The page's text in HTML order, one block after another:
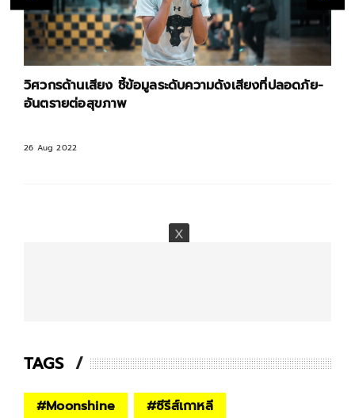
วิศวกรด้านเสียง ชี้ข้อมูลระดับความดังเสียงที่ปลอดภัย-
อันตรายต่อสุขภาพ
26 Aug 2022
TAGS
#Moonshine #ซีรีส์เกาหลี